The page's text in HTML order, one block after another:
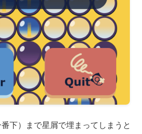
下）まで星屑で埋まってしまうと